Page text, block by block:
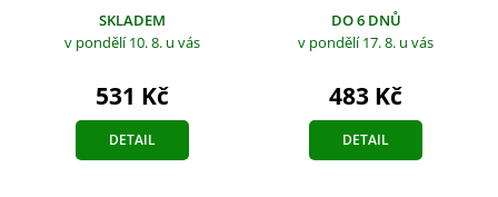
SKLADEM
v pondělí 10. 8. u vás
531 Kč
DETAIL
DO 6 DNŮ
v pondělí 17. 8. u vás
483 Kč
DETAIL